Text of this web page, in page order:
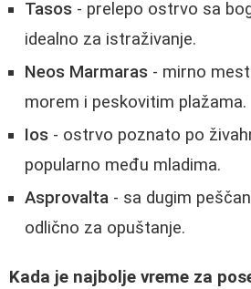
Tasos - prelepo ostrvo sa
idealno za istraživanje.
Neos Marmaras - mirno
morem i peskovitim plažama.
Ios - ostrvo poznato po
popularno među mladima.
Asprovalta - sa dugim
odlično za opuštanje.
Kada je najbolje vreme za